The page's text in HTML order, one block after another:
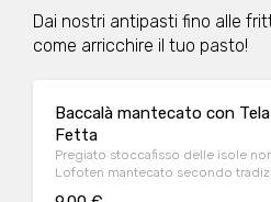
Dai nostri antipasti fino alle
come arricchire il tuo pasto!
Baccalà mantecato con
Fetta
Pregiato stoccafisso delle isole
Lofoten mantecato secondo